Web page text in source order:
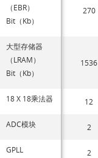
（EBR）
Bit（Kb）
270
大型存储器
（LRAM）
Bit（Kb）
1536
18 X 18乘法器 12
ADC模块 2
GPLL 2